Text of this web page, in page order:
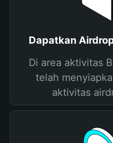
Dapatkan
Di area aktivitas
telah
aktivitas